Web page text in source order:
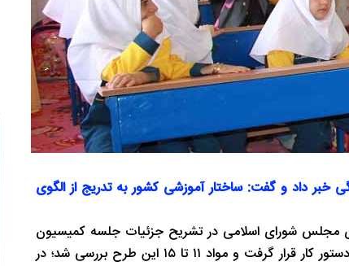
آموزش مجلس از تصویب اجباری شدن پیش‌دبستانی از سن ۵ سالگی خبر داد و گفت: ساختار آموزشی کشور به تدریج از الگوی
مجلس شورای اسلامی در تشریح جزئیات جلسه کمیسیون
متبوعش گفت: در این نشست، ادامه بررسی طرح «تقویت نظام آموزش و پرورش» در دستور کار قرار گرفت و مواد ۱۱ تا ۱۵ این طرح بررسی شد؛ در